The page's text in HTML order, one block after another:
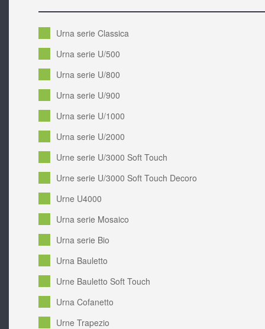
Urna serie Classica
Urna serie U/500
Urna serie U/800
Urna serie U/900
Urna serie U/1000
Urna serie U/2000
Urne serie U/3000 Soft Touch
Urne serie U/3000 Soft Touch Decoro
Urne U4000
Urna serie Mosaico
Urna serie Bio
Urna Bauletto
Urne Bauletto Soft Touch
Urna Cofanetto
Urne Trapezio